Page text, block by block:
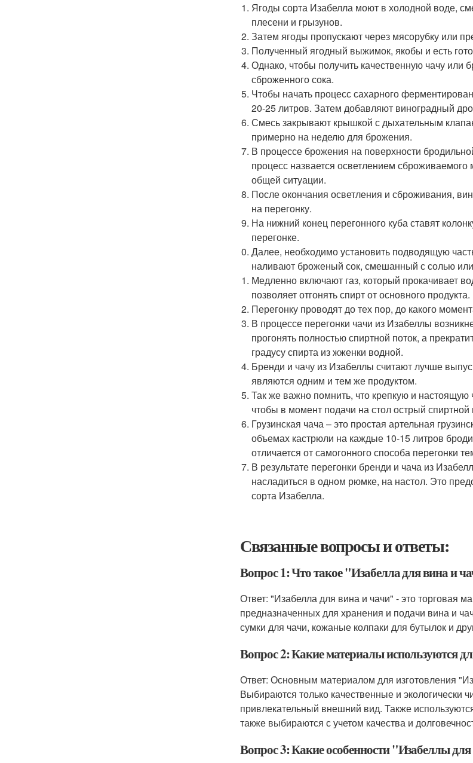
Ягоды сорта Изабелла моют в холодной воде,
плесени и грызунов.
Затем ягоды пропускают через мясорубку или
Полученный ягодный выжимок, якобы и есть
Однако, чтобы получить качественную чачу или
сброженного сока.
Чтобы начать процесс сахарного
20-25 литров. Затем добавляют виноградный
Смесь закрывают крышкой с дыхательным
примерно на неделю для брожения.
В процессе брожения на поверхности
процесс назвается осветлением
общей ситуации.
После окончания осветления и сброживания,
на перегонку.
На нижний конец перегонного куба ставят
перегонке.
Далее, необходимо установить подводящую
наливают броженый сок, смешанный с солью
Медленно включают газ, который прокачивает
позволяет отгонять спирт от основного продукта.
Перегонку проводят до тех пор, до какого
В процессе перегонки чачи из Изабеллы
прогонять полностью спиртной поток, а
градусу спирта из жженки водной.
Бренди и чачу из Изабеллы считают лучше
являются одним и тем же продуктом.
Так же важно помнить, что крепкую и настоящую
чтобы в момент подачи на стол острый
Грузинская чача – это простая артельная
объемах кастрюли на каждые 10-15 литров
отличается от самогонного способа перегонки
В результате перегонки бренди и чача из
насладиться в одном рюмке, на настол. Это
сорта Изабелла.
Связанные вопросы и ответы:
Вопрос 1: Что такое "Изабелла для вина и
Ответ: "Изабелла для вина и чачи" - это торговая
предназначенных для хранения и подачи вина и
сумки для чачи, кожаные колпаки для бутылок и
Вопрос 2: Какие материалы используются
Ответ: Основным материалом для изготовления
Выбираются только качественные и
привлекательный внешний вид. Также
также выбираются с учетом качества и
Вопрос 3: Какие особенности "Изабеллы